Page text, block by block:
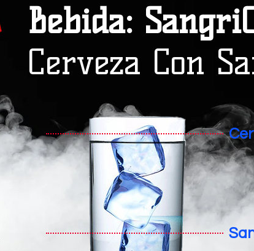
Bebida:
Cerveza Con